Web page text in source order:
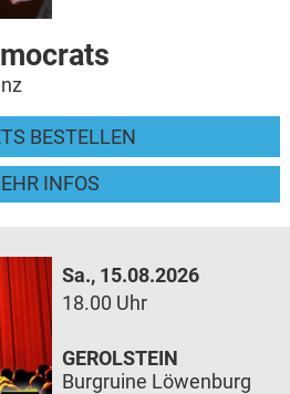
BESTELLEN
INFOS
Sa., 15.08.2026
18.00 Uhr
GEROLSTEIN
Burgruine Löwenburg